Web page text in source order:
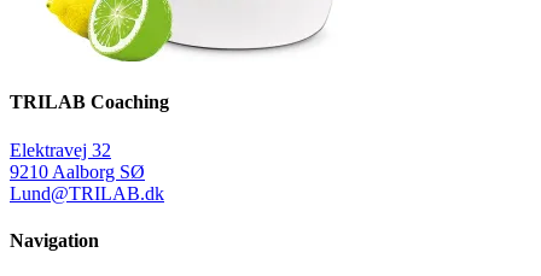
TRILAB Coaching
Elektravej 32
9210 Aalborg SØ
Lund@TRILAB.dk
Navigation